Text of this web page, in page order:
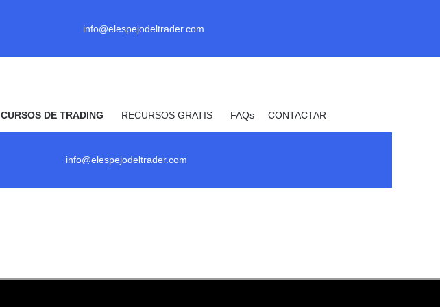
info@elespejodeltrader.com
CURSOS DE TRADING RECURSOS GRATIS FAQs CONTACTAR
info@elespejodeltrader.com